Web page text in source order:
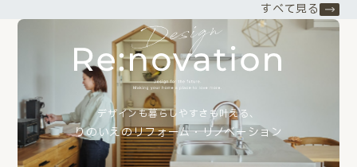
すべて見る
デザインも暮らしやすさも叶える、
りのいえのリフォーム・リノベーション